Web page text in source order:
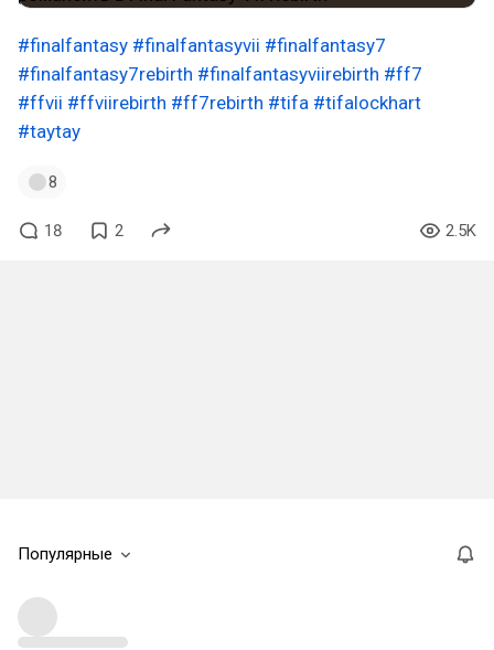
#finalfantasy #finalfantasyvii #finalfantasy7
#finalfantasy7rebirth #finalfantasyviirebirth #ff7
#ffvii #ffviirebirth #ff7rebirth #tifa #tifalockhart
#taytay
8
18 2 2.5K
Популярные